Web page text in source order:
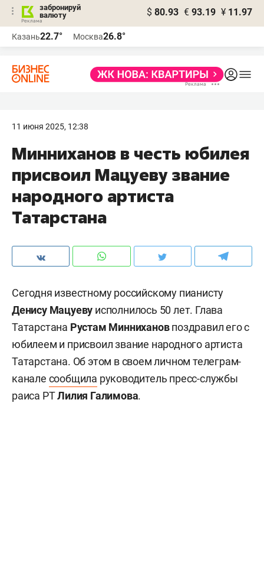
забронируй
валюту
$ 80.93 € 93.19 ¥ 11.97
Казань22.7° Москва26.8°
11 июня 2025, 12:38
Минниханов в честь юбилея
присвоил Мацуеву звание
народного артиста
Татарстана
Сегодня известному российскому пианисту
Денису Мацуеву исполнилось 50 лет. Глава
Татарстана Рустам Миннихановпоздравил его с
юбилеем и присвоил звание народного артиста
Татарстана. Об этом в своем личном телеграм-
канале сообщила руководитель пресс-службы
раиса РТЛилия Галимова.